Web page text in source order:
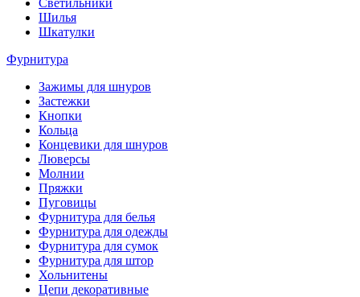
Светильники
Шилья
Шкатулки
Фурнитура
Зажимы для шнуров
Застежки
Кнопки
Кольца
Концевики для шнуров
Люверсы
Молнии
Пряжки
Пуговицы
Фурнитура для белья
Фурнитура для одежды
Фурнитура для сумок
Фурнитура для штор
Хольнитены
Цепи декоративные